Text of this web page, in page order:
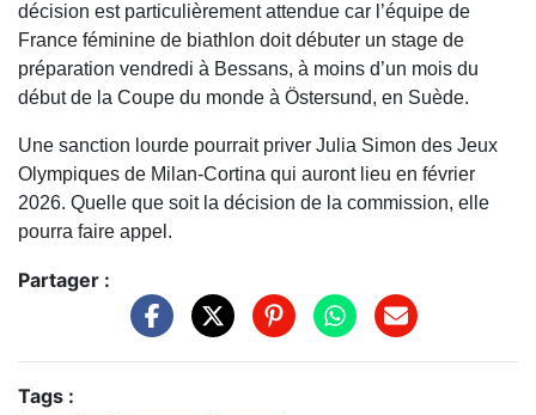
décision est particulièrement attendue car l’équipe de
France féminine de biathlon doit débuter un stage de
préparation vendredi à Bessans, à moins d’un mois du
début de la Coupe du monde à Östersund, en Suède.
Une sanction lourde pourrait priver Julia Simon des Jeux
Olympiques de Milan-Cortina qui auront lieu en février
2026. Quelle que soit la décision de la commission, elle
pourra faire appel.
Partager :
Tags :